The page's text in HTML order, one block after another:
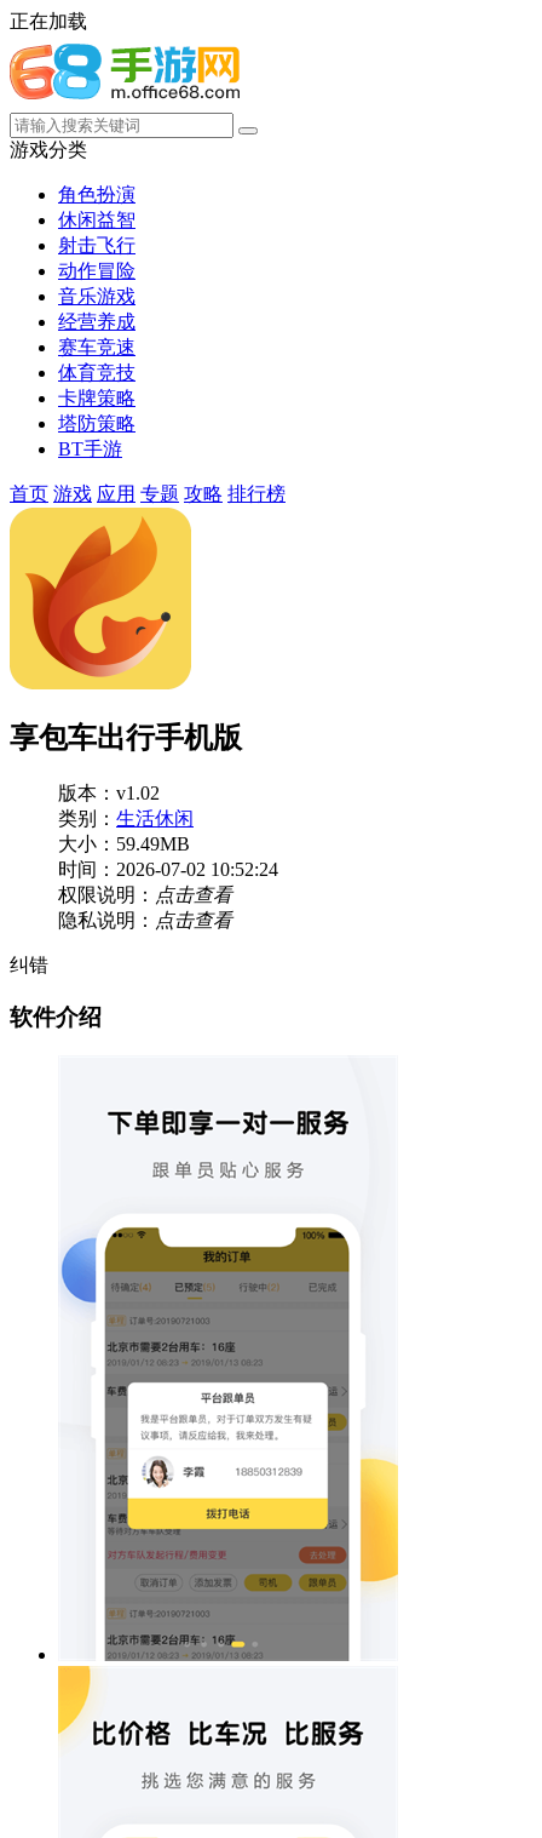
正在加载
游戏分类
角色扮演
休闲益智
射击飞行
动作冒险
音乐游戏
经营养成
赛车竞速
体育竞技
卡牌策略
塔防策略
BT手游
首页 游戏 应用 专题 攻略 排行榜
享包车出行手机版
版本：v1.02
类别： 生活休闲
大小：59.49MB
时间：2026-07-02 10:52:24
权限说明： 点击查看
隐私说明： 点击查看
纠错
软件介绍